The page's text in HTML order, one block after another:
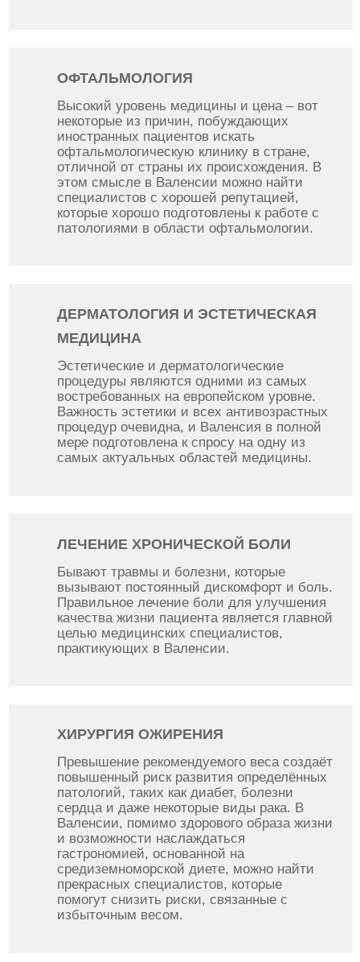
ОФТАЛЬМОЛОГИЯ
Высокий уровень медицины и цена – вот
некоторые из причин, побуждающих
иностранных пациентов искать
офтальмологическую клинику в стране,
отличной от страны их происхождения. В
этом смысле в Валенсии можно найти
специалистов с хорошей репутацией,
которые хорошо подготовлены к работе с
патологиями в области офтальмологии.
ДЕРМАТОЛОГИЯ И ЭСТЕТИЧЕСКАЯ
МЕДИЦИНА
Эстетические и дерматологические
процедуры являются одними из самых
востребованных на европейском уровне.
Важность эстетики и всех антивозрастных
процедур очевидна, и Валенсия в полной
мере подготовлена к спросу на одну из
самых актуальных областей медицины.
ЛЕЧЕНИЕ ХРОНИЧЕСКОЙ БОЛИ
Бывают травмы и болезни, которые
вызывают постоянный дискомфорт и боль.
Правильное лечение боли для улучшения
качества жизни пациента является главной
целью медицинских специалистов,
практикующих в Валенсии.
ХИРУРГИЯ ОЖИРЕНИЯ
Превышение рекомендуемого веса создаёт
повышенный риск развития определённых
патологий, таких как диабет, болезни
сердца и даже некоторые виды рака. В
Валенсии, помимо здорового образа жизни
и возможности наслаждаться
гастрономией, основанной на
средиземноморской диете, можно найти
прекрасных специалистов, которые
помогут снизить риски, связанные с
избыточным весом.